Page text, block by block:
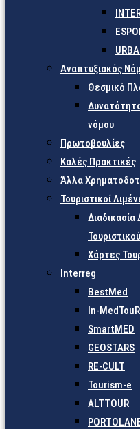
Αναπτυξιακός
Θεσμικό
νόμου
Πρωτοβουλίες
Καλές Πρακτικές
Άλλα
Τουριστικοί
Χάρτες
Interreg
BestMed
In-MedTouR
SmartMED
GEOSTARS
RE-CULT
Tourism-e
ALTTOUR